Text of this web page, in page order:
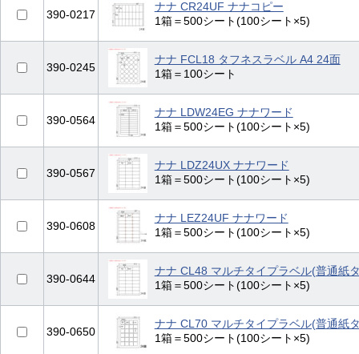
390-0217
ナナ CR24UF ナナコピー
1箱＝500シート(100シート×5)
390-0245
ナナ FCL18 タフネスラベル A4 24面
1箱＝100シート
390-0564
ナナ LDW24EG ナナワード
1箱＝500シート(100シート×5)
390-0567
ナナ LDZ24UX ナナワード
1箱＝500シート(100シート×5)
390-0608
ナナ LEZ24UF ナナワード
1箱＝500シート(100シート×5)
390-0644
ナナ CL48 マルチタイプラベル(普通紙
1箱＝500シート(100シート×5)
390-0650
ナナ CL70 マルチタイプラベル(普通紙
1箱＝500シート(100シート×5)